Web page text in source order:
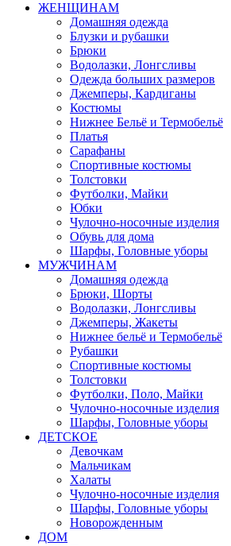
ЖЕНЩИНАМ
Домашняя одежда
Блузки и рубашки
Брюки
Водолазки, Лонгсливы
Одежда больших размеров
Джемперы, Кардиганы
Костюмы
Нижнее Бельё и Термобельё
Платья
Сарафаны
Спортивные костюмы
Толстовки
Футболки, Майки
Юбки
Чулочно-носочные изделия
Обувь для дома
Шарфы, Головные уборы
МУЖЧИНАМ
Домашняя одежда
Брюки, Шорты
Водолазки, Лонгсливы
Джемперы, Жакеты
Нижнее бельё и Термобельё
Рубашки
Спортивные костюмы
Толстовки
Футболки, Поло, Майки
Чулочно-носочные изделия
Шарфы, Головные уборы
ДЕТСКОЕ
Девочкам
Мальчикам
Халаты
Чулочно-носочные изделия
Шарфы, Головные уборы
Новорожденным
ДОМ